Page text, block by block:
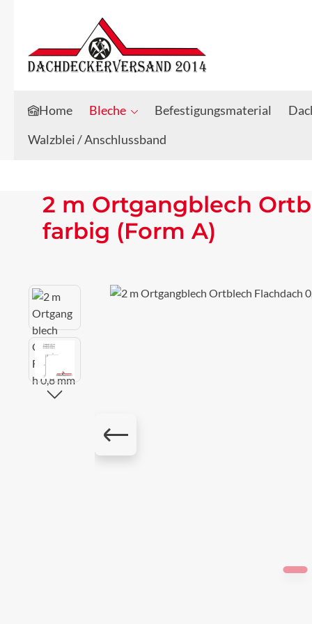
Zum Hauptinhalt springen
Zur Suche springen
Home Bleche Befestigungsmaterial
Walzblei / Anschlussband
2 m Ortgangblech
farbig (Form A)
Bildergalerie überspringen